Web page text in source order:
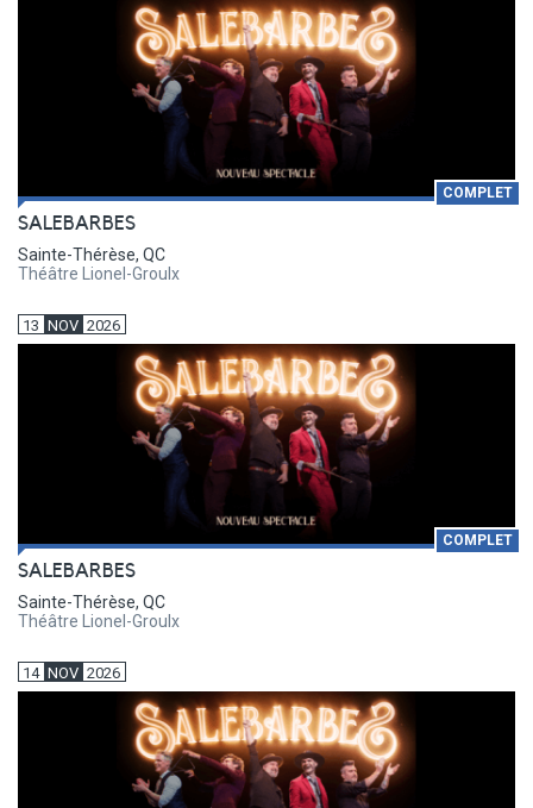
COMPLET
SALEBARBES
Sainte-Thérèse, QC
Théâtre Lionel-Groulx
13 NOV 2026
COMPLET
SALEBARBES
Sainte-Thérèse, QC
Théâtre Lionel-Groulx
14 NOV 2026